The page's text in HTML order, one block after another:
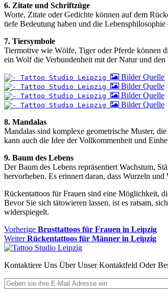
6. Zitate und Schriftzüge
Worte, Zitate oder Gedichte können auf dem
tiefe Bedeutung haben und die
7. Tiersymbole
Tiermotive wie Wölfe, Tiger oder Pferde können
ein Wolf die Verbundenheit mit der Natur und
Bilder Quelle
Bilder Quelle
Bilder Quelle
Bilder Quelle
8. Mandalas
Mandalas sind komplexe geometrische Muster,
kann auch die Idee der Vollkommenheit und
9. Baum des Lebens
Der Baum des Lebens repräsentiert Wachstum,
hervorheben. Es erinnert daran, dass Wurzeln
Rückentattoos für Frauen sind eine Möglichkeit,
Bevor Sie sich tätowieren lassen, ist es ratsam,
widerspiegelt.
Beitragsnavigation
Vorherige Vorheriger
Beitrag
Brusttattoos für Frauen in Leipzig
Weiter Nächster
Beitrag:
Rückentattoos für Männer in Leipzig
Kontaktiere Uns Über Unser Kontaktfeld Oder